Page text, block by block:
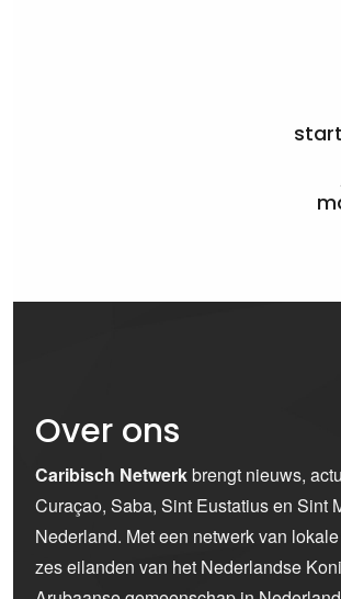
Over ons
Caribisch Netwerkbrengt nieuws,
Curaçao, Saba, Sint Eustatius en Sint
Nederland. Met een netwerk van
zes eilanden van het Nederlandse